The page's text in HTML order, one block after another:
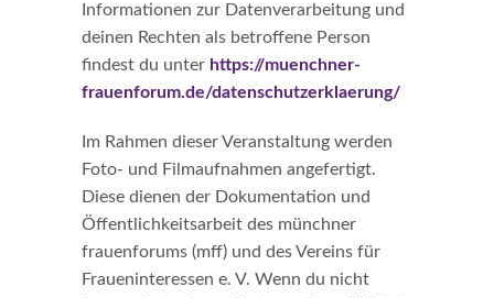
Informationen zur Datenverarbeitung und
deinen Rechten als betroffene Person
findest du unter https://muenchner-
frauenforum.de/datenschutzerklaerung/
Im Rahmen dieser Veranstaltung werden
Foto- und Filmaufnahmen angefertigt.
Diese dienen der Dokumentation und
Öffentlichkeitsarbeit des münchner
frauenforums (mff) und des Vereins für
Fraueninteressen e. V. Wenn du nicht